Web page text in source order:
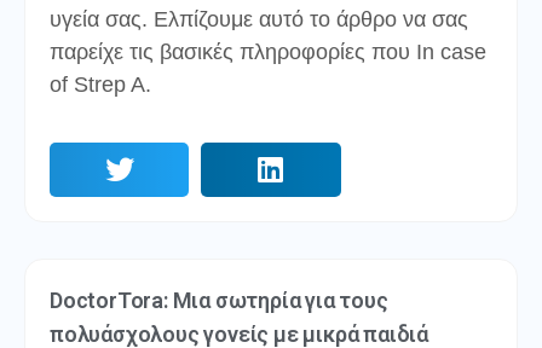
υγεία σας. Ελπίζουμε αυτό το άρθρο να σας
παρείχε τις βασικές πληροφορίες που In case
of Strep A.
DoctorTora: Μια σωτηρία για τους
πολυάσχολους γονείς με μικρά παιδιά